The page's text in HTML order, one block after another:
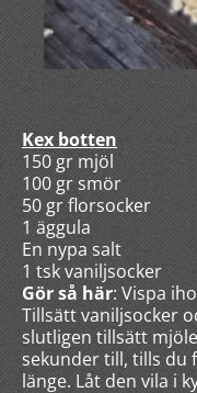
Kex botten
150 gr mjöl
100 gr smör
50 gr florsocker
1 äggula
En nypa salt
1 tsk vaniljsocker
Gör så här: Vispa
Tillsätt vaniljsocker
slutligen tillsätt
sekunder till, tills du
länge. Låt den vila i